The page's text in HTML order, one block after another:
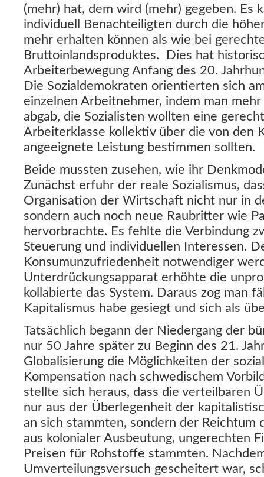
(mehr) hat, dem wird (mehr) gegeben. Es
individuell Benachteiligten durch die
mehr erhalten können als wie bei
Bruttoinlandsproduktes. Dies hat
Arbeiterbewegung Anfang des 20.
Die Sozialdemokraten orientierten sich
einzelnen Arbeitnehmer, indem man
abgab, die Sozialisten wollten eine
Arbeiterklasse kollektiv über die von den
angeeignete Leistung bestimmen sollten.
Beide mussten zusehen, wie ihr
Zunächst erfuhr der reale Sozialismus,
Organisation der Wirtschaft nicht nur in
sondern auch noch neue Raubritter wie
hervorbrachte. Es fehlte die Verbindung
Steuerung und individuellen Interessen.
Konsumunzufriedenheit notwendiger
Unterdrückungsapparat erhöhte die
kollabierte das System. Daraus zog man
Kapitalismus habe gesiegt und sich als
Tatsächlich begann der Niedergang der
nur 50 Jahre später zu Beginn des 21.
Globalisierung die Möglichkeiten der
Kompensation nach schwedischem
stellte sich heraus, dass die verteilbaren
nur aus der Überlegenheit der
an sich stammten, sondern der Reichtum
aus kolonialer Ausbeutung, ungerechten
Preisen für Rohstoffe stammten.
Umverteilungsversuch gescheitert war,